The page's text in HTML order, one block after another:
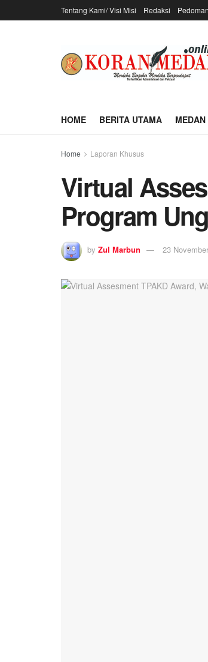
Tentang Kami/ Visi Misi Redaksi
HOME BERITA UTAMA MEDAN
Home Laporan Khusus
Virtual
Program
by Zul Marbun 23